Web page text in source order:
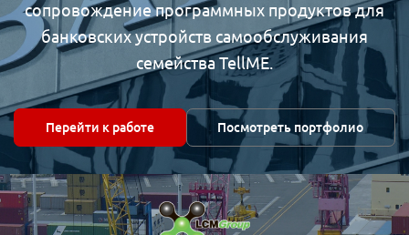
сопровождение программных продуктов для
банковских устройств самообслуживания
семейства TellME.
Перейти к работе Посмотреть портфолио